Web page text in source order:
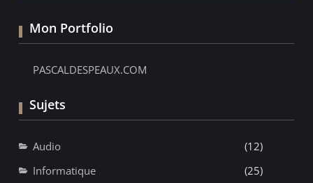
Mon Portfolio
PASCALDESPEAUX.COM
Sujets
Audio
(12)
Informatique
(25)